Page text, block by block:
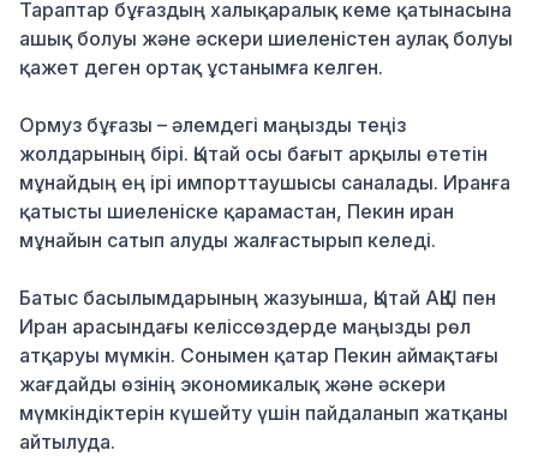
Тараптар бұғаздың халықаралық кеме қатынасына
ашық болуы және әскери шиеленістен аулақ болуы
қажет деген ортақ ұстанымға келген.
Ормуз бұғазы – әлемдегі маңызды теңіз
жолдарының бірі. Қытай осы бағыт арқылы өтетін
мұнайдың ең ірі импорттаушысы саналады. Иранға
қатысты шиеленіске қарамастан, Пекин иран
мұнайын сатып алуды жалғастырып келеді.
Батыс басылымдарының жазуынша, Қытай АҚШ пен
Иран арасындағы келіссөздерде маңызды рөл
атқаруы мүмкін. Сонымен қатар Пекин аймақтағы
жағдайды өзінің экономикалық және әскери
мүмкіндіктерін күшейту үшін пайдаланып жатқаны
айтылуда.